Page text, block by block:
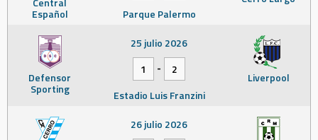
Español
Parque Palermo
Defensor
Sporting
Liverpool
25 julio 2026
1
-
2
Estadio Luis Franzini
26 julio 2026